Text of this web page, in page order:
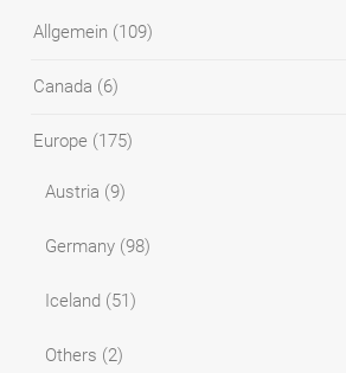
Allgemein (109)
Canada (6)
Europe (175)
Austria (9)
Germany (98)
Iceland (51)
Others (2)